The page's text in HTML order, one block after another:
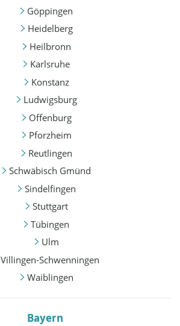
Göppingen
Heidelberg
Heilbronn
Karlsruhe
Konstanz
Ludwigsburg
Offenburg
Pforzheim
Reutlingen
Schwäbisch Gmünd
Sindelfingen
Stuttgart
Tübingen
Ulm
Villingen-Schwenningen
Waiblingen
Bayern